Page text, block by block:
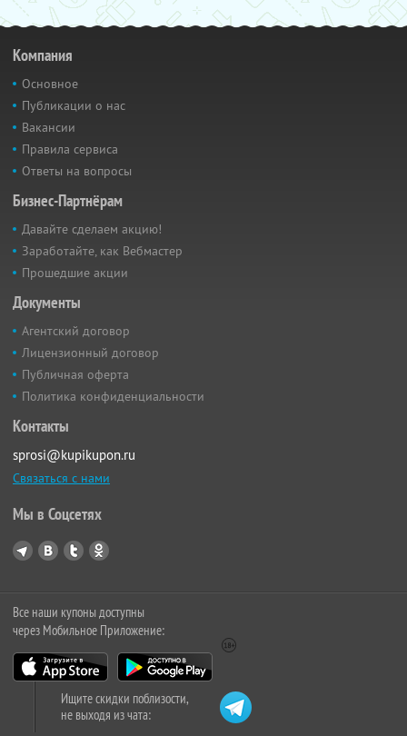
Компания
Основное
Публикации о нас
Вакансии
Правила сервиса
Ответы на вопросы
Бизнес-Партнёрам
Давайте сделаем акцию!
Заработайте, как Вебмастер
Прошедшие акции
Документы
Агентский договор
Лицензионный договор
Публичная оферта
Политика конфиденциальности
Контакты
sprosi@kupikupon.ru
Связаться с нами
Мы в Соцсетях
Все наши купоны доступны
через Мобильное Приложение:
Ищите скидки поблизости,
не выходя из чата: